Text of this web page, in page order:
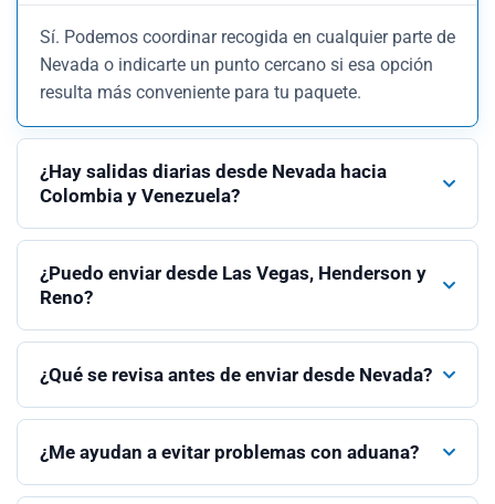
Sí. Podemos coordinar recogida en cualquier parte de
Nevada o indicarte un punto cercano si esa opción
resulta más conveniente para tu paquete.
¿Hay salidas diarias desde Nevada hacia
Colombia y Venezuela?
¿Puedo enviar desde Las Vegas, Henderson y
Reno?
¿Qué se revisa antes de enviar desde Nevada?
¿Me ayudan a evitar problemas con aduana?